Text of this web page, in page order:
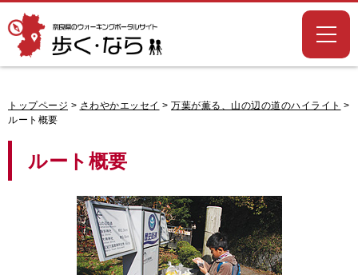
奈良県のウォー
キングポータル
サイト「歩く・
なら」
トップページ > さわやかエッセイ > 万葉が薫る、山の辺の道のハイライト >
ルート概要
ルート概要